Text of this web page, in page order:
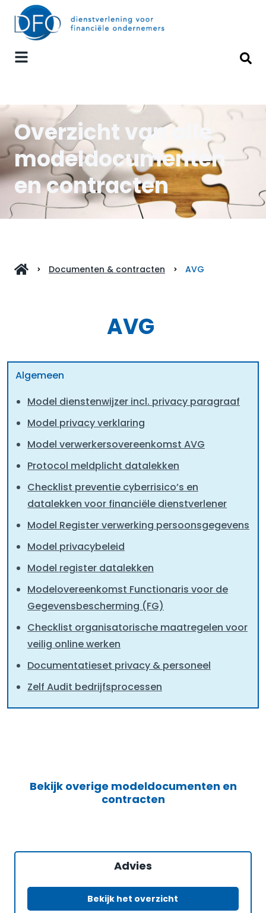
Overzicht van alle
modeldocumenten
en contracten
Documenten & contracten AVG
AVG
Algemeen
Model dienstenwijzer incl. privacy paragraaf
Model privacy verklaring
Model verwerkersovereenkomst AVG
Protocol meldplicht datalekken
Checklist preventie cyberrisico’s en
datalekken voor financiële dienstverlener
Model Register verwerking persoonsgegevens
Model privacybeleid
Model register datalekken
Modelovereenkomst Functionaris voor de
Gegevensbescherming (FG)
Checklist organisatorische maatregelen voor
veilig online werken
Documentatieset privacy & personeel
Zelf Audit bedrijfsprocessen
Bekijk overige modeldocumenten en
contracten
Advies
Bekijk het overzicht